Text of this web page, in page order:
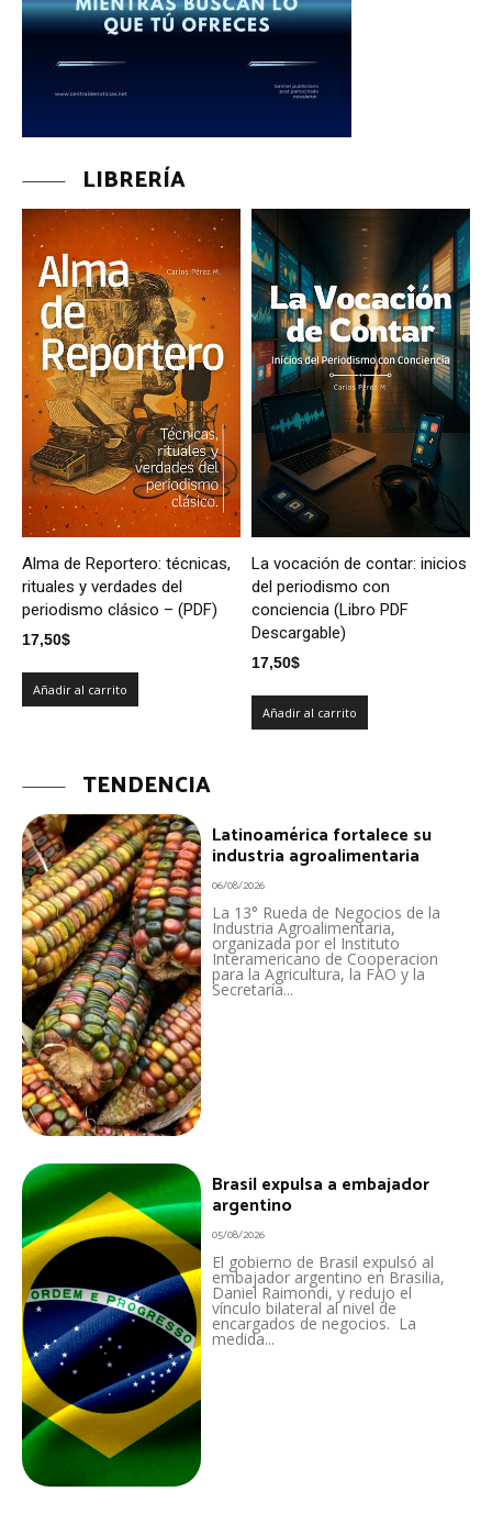
LIBRERÍA
Alma de Reportero: técnicas,
rituales y verdades del
periodismo clásico – (PDF)
17,50$
Añadir al carrito
La vocación de contar: inicios
del periodismo con
conciencia (Libro PDF
Descargable)
17,50$
Añadir al carrito
TENDENCIA
Latinoamérica fortalece su
industria agroalimentaria
06/08/2026
La 13° Rueda de Negocios de la
Industria Agroalimentaria,
organizada por el Instituto
Interamericano de Cooperacion
para la Agricultura, la FAO y la
Secretaría...
Brasil expulsa a embajador
argentino
05/08/2026
El gobierno de Brasil expulsó al
embajador argentino en Brasilia,
Daniel Raimondi, y redujo el
vínculo bilateral al nivel de
encargados de negocios. La
medida...